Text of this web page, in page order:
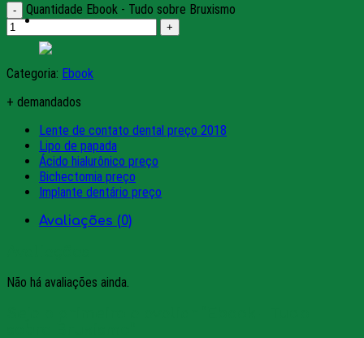
Quantidade Ebook - Tudo sobre Bruxismo
Categoria: Ebook
+ demandados
Lente de contato dental preço 2018
Lipo de papada
Ácido hialurônico preço
Bichectomia preço
Implante dentário preço
Avaliações (0)
Não há avaliações ainda.